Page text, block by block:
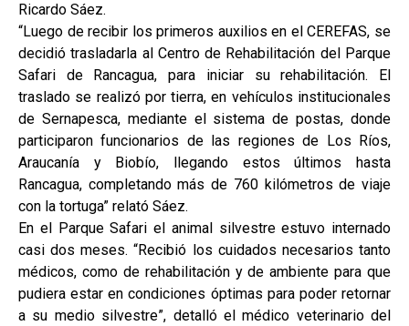
Ricardo Sáez.
“Luego de recibir los primeros auxilios en el CEREFAS, se
decidió trasladarla al Centro de Rehabilitación del Parque
Safari de Rancagua, para iniciar su rehabilitación. El
traslado se realizó por tierra, en vehículos institucionales
de Sernapesca, mediante el sistema de postas, donde
participaron funcionarios de las regiones de Los Ríos,
Araucanía y Biobío, llegando estos últimos hasta
Rancagua, completando más de 760 kilómetros de viaje
con la tortuga” relató Sáez.
En el Parque Safari el animal silvestre estuvo internado
casi dos meses. “Recibió los cuidados necesarios tanto
médicos, como de rehabilitación y de ambiente para que
pudiera estar en condiciones óptimas para poder retornar
a su medio silvestre”, detalló el médico veterinario del